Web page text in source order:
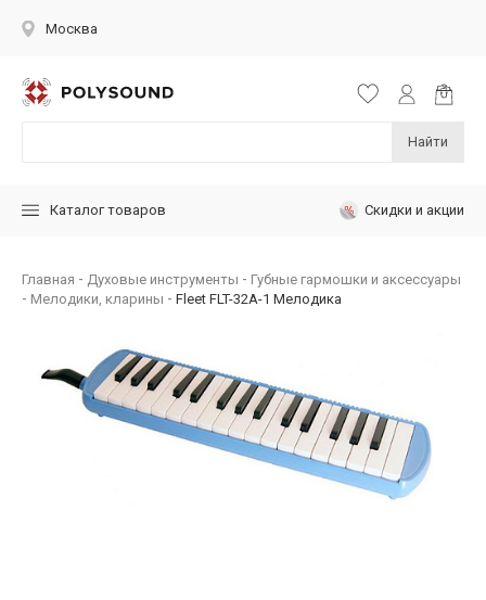
Москва
Найти
Каталог товаров Скидки и акции
Главная Духовые инструменты
Губные гармошки и аксессуары
Мелодики, кларины
Fleet FLT-32A-1 Мелодика